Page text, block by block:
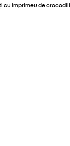
cu imprimeu de crocodili